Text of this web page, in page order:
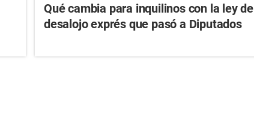
Qué cambia para inquilinos con la ley de
desalojo exprés que pasó a Diputados